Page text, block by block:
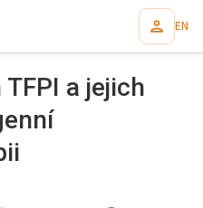
EN
a jejich